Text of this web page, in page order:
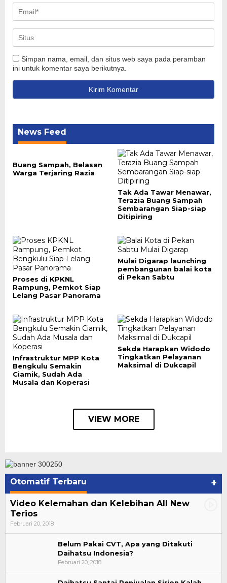
Simpan nama, email, dan situs web saya pada peramban
ini untuk komentar saya berikutnya.
News Feed
Buang Sampah, Belasan
Warga Terjaring Razia
Tak Ada Tawar Menawar,
Terazia Buang Sampah
Sembarangan Siap-siap
Ditipiring
Proses di KPKNL
Rampung, Pemkot Siap
Lelang Pasar Panorama
Mulai Digarap launching
pembangunan balai kota
di Pekan Sabtu
Infrastruktur MPP Kota
Bengkulu Semakin
Ciamik, Sudah Ada
Musala dan Koperasi
Sekda Harapkan Widodo
Tingkatkan Pelayanan
Maksimal di Dukcapil
VIEW MORE
Otomatif Terbaru +
Video Kelemahan dan Kelebihan All New
Terios
Februari 20, 2018
Belum Pakai CVT, Apa yang Ditakuti
Daihatsu Indonesia?
Februari 20, 2018